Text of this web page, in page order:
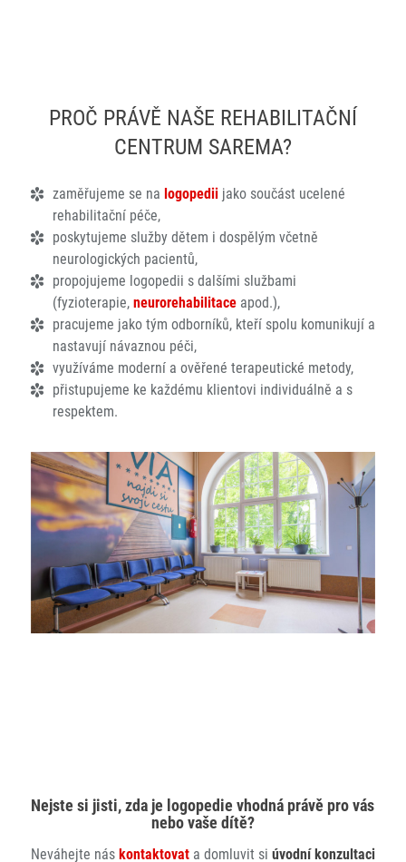
PROČ PRÁVĚ NAŠE REHABILITAČNÍ
CENTRUM SAREMA?
zaměřujeme se na logopediijako součást ucelené
rehabilitační péče,
poskytujeme služby dětem i dospělým včetně
neurologických pacientů,
propojujeme logopedii s dalšími službami
(fyzioterapie, neurorehabilitaceapod.),
pracujeme jako tým odborníků, kteří spolu komunikují a
nastavují návaznou péči,
využíváme moderní a ověřené terapeutické metody,
přistupujeme ke každému klientovi individuálně a s
respektem.
Nejste si jisti, zda je logopedie vhodná právě pro vás
nebo vaše dítě?
Neváhejte nás kontaktovata domluvit si úvodní konzultaci